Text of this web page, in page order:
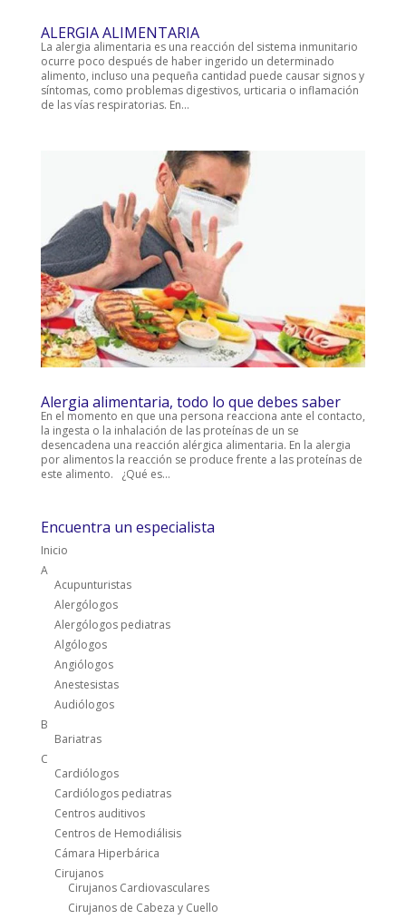
ALERGIA ALIMENTARIA
La alergia alimentaria es una reacción del sistema inmunitario
ocurre poco después de haber ingerido un determinado
alimento, incluso una pequeña cantidad puede causar signos y
síntomas, como problemas digestivos, urticaria o inflamación
de las vías respiratorias. En...
Alergia alimentaria, todo lo que debes saber
En el momento en que una persona reacciona ante el contacto,
la ingesta o la inhalación de las proteínas de un se
desencadena una reacción alérgica alimentaria. En la alergia
por alimentos la reacción se produce frente a las proteínas de
este alimento. ¿Qué es...
Encuentra un especialista
Inicio
A
Acupunturistas
Alergólogos
Alergólogos pediatras
Algólogos
Angiólogos
Anestesistas
Audiólogos
B
Bariatras
C
Cardiólogos
Cardiólogos pediatras
Centros auditivos
Centros de Hemodiálisis
Cámara Hiperbárica
Cirujanos
Cirujanos Cardiovasculares
Cirujanos de Cabeza y Cuello